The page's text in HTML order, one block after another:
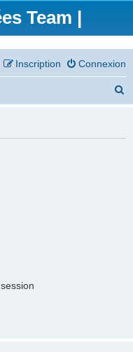
Team |
Connexion
Inscription